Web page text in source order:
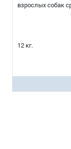
взрослых собак
12 кг.